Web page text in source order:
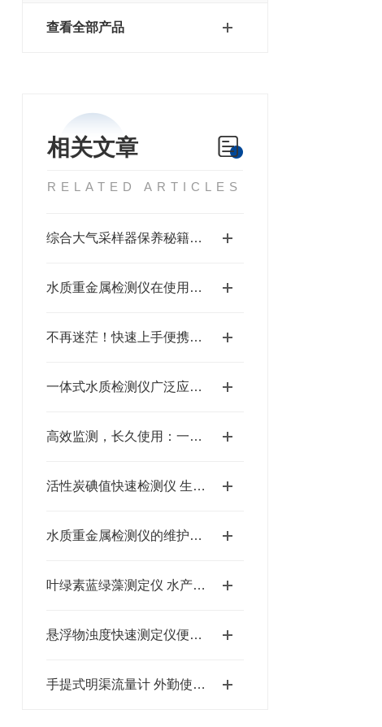
查看全部产品
相关文章
RELATED ARTICLES
综合大气采样器保养秘籍：延长设备寿命的5个技巧
水质重金属检测仪在使用方面需要注意什么？
不再迷茫！快速上手便携式超声波明渠流量计的实用指南
一体式水质检测仪广泛应用于多个领域
高效监测，长久使用：一体式水质检测仪的黄金养护法则！
活性炭碘值快速检测仪 生产采购质检设备
水质重金属检测仪的维护保养需从以下方面入手
叶绿素蓝绿藻测定仪 水产养殖检测参数介绍
悬浮物浊度快速测定仪便携式工业污水现场水质检测设备
手提式明渠流量计 外勤使用参数介绍